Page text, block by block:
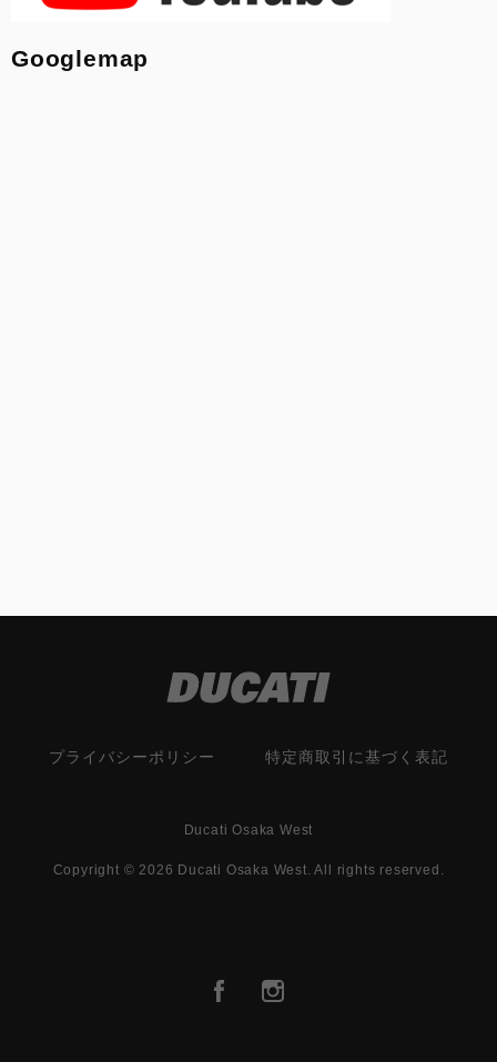
Googlemap
プライバシーポリシー 特定商取引に基づく表記
Ducati Osaka West
Copyright © 2026 Ducati Osaka West. All rights reserved.